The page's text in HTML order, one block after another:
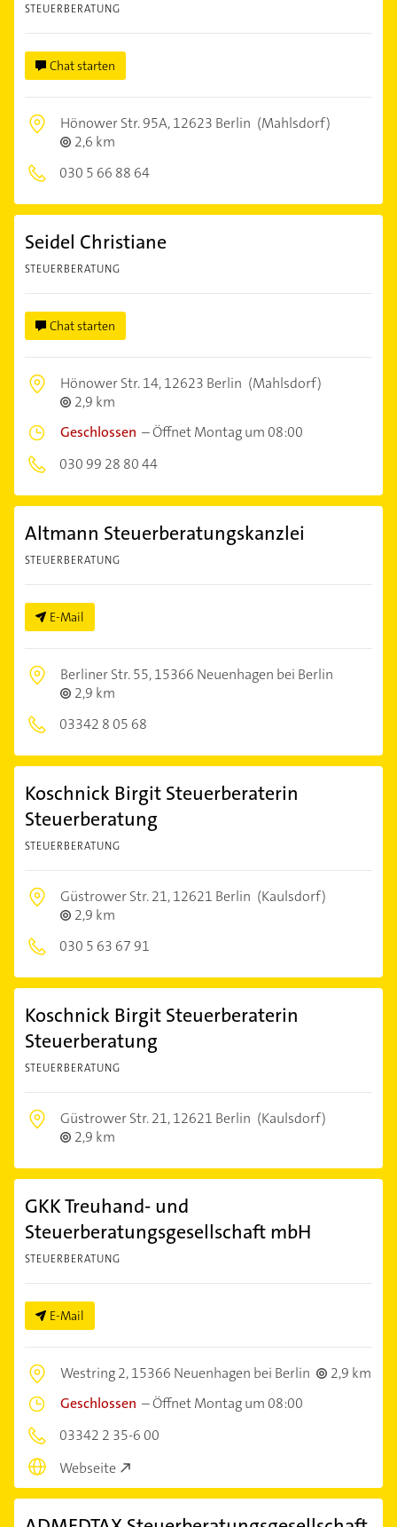
STEUERBERATUNG
Chat starten
Hönower Str. 95A,12623 Berlin (Mahlsdorf)
2,6 km
030 5 66 88 64
Seidel Christiane
STEUERBERATUNG
Chat starten
Hönower Str. 14,12623 Berlin (Mahlsdorf)
2,9 km
Geschlossen –Öffnet Montag um 08:00
030 99 28 80 44
Altmann Steuerberatungskanzlei
STEUERBERATUNG
E-Mail
Berliner Str. 55,15366 Neuenhagen bei Berlin
2,9 km
03342 8 05 68
Koschnick Birgit Steuerberaterin
Steuerberatung
STEUERBERATUNG
Güstrower Str. 21,12621 Berlin (Kaulsdorf)
2,9 km
030 5 63 67 91
Koschnick Birgit Steuerberaterin
Steuerberatung
STEUERBERATUNG
Güstrower Str. 21,12621 Berlin (Kaulsdorf)
2,9 km
GKK Treuhand- und
Steuerberatungsgesellschaft mbH
STEUERBERATUNG
E-Mail
Westring 2,15366 Neuenhagen bei Berlin
2,9 km
Geschlossen –Öffnet Montag um 08:00
03342 2 35-6 00
Webseite